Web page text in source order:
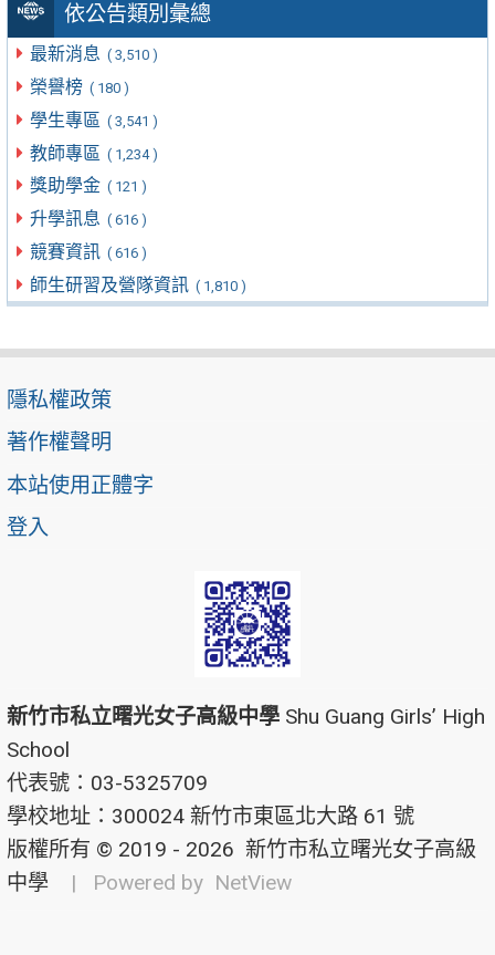
依公告類別彙總
最新消息 ( 3,510 )
榮譽榜 ( 180 )
學生專區 ( 3,541 )
教師專區 ( 1,234 )
獎助學金 ( 121 )
升學訊息 ( 616 )
競賽資訊 ( 616 )
師生研習及營隊資訊 ( 1,810 )
隱私權政策
著作權聲明
本站使用正體字
登入
新竹市私立曙光女子高級中學 Shu Guang Girls’ High
School
代表號：03-5325709
學校地址：300024 新竹市東區北大路 61 號
版權所有 © 2019 - 2026 新竹市私立曙光女子高級
中學
| Powered by NetView